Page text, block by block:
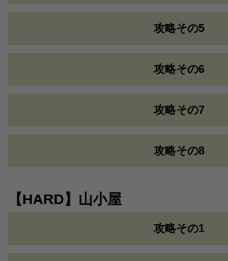
攻略その5
攻略その6
攻略その7
攻略その8
【HARD】山小屋
攻略その1